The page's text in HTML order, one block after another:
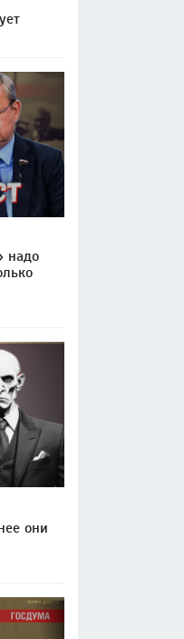
надо
они